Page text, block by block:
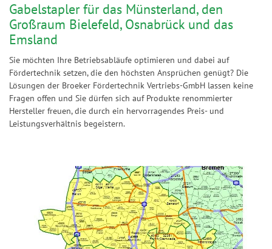
Gabelstapler für das Münsterland, den
Großraum Bielefeld, Osnabrück und das
Emsland
Sie möchten Ihre Betriebsabläufe optimieren und dabei auf
Fördertechnik setzen, die den höchsten Ansprüchen genügt? Die
Lösungen der Broeker Fördertechnik Vertriebs-GmbH lassen keine
Fragen offen und Sie dürfen sich auf Produkte renommierter
Hersteller freuen, die durch ein hervorragendes Preis- und
Leistungsverhältnis begeistern.